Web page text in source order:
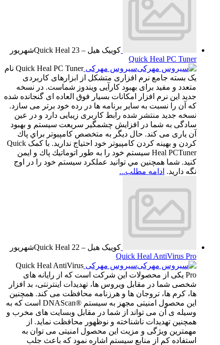
کوییک هیل – Quick Heal 23
شهریور
Quick Heal PC Tuner
سیروس مهرکی
Quick Heal PC Tuner نام
یک بسته جامع نرم افزاری متشکل از ابزارهای کاربردی
متعدد و مفید برای بهبود کارآیی ویندوز شماست. در نسخه
جدید این نرم ‌افزار امکانات بسیار فوق ‌العاده‌ ای گنجانده شده
که آن را نسبت به سایر برنامه‌ ها در رده خود برتر می‌ سازد.
نسخه جدید منتشر شده رابط کاربری زیبایی دارد و در عین
سادگی به شما در افزایش چشمگیر سریعت سیستم و بهبود
آن یاری می کند. حال ديگر به متخصص كامپيوتر براي پاك
كردن و بهينه كردن كامپيوتر خود احتياج نداريد. با کمک Quick
Heal PCTuner سيستم خود را به طور اتوماتيك پاك و ايمن
كنيد. شما همچنين مي توانيد عملكرد سيستم خود را در اوج
نگه داريد. ادامه مطلب...
کوییک هیل – Quick Heal 22
شهریور
Quick Heal AntiVirus Pro
سیروس مهرکی Quick Heal AntiVirus
Pro یکی از محصولات این شرکت است که از رایانه های
شخصی شما در مقابل ویروس ها، تهدیدات اینترنتی، بد افزار
ها، کرم ها، تروجان ها و هرزنامه محافظت می کند. همچنین
این محصول امنیتی مجهز به سیستم ®DNAScan است که به
وسیله ی آن می تواند از شما در مقابل وبسایت های مخرب و
همچنین تهدیدات ناشناخته و نوظهور محافظت نماید. از
مهمترین ویژگی و مزیت این محصول امنیتی می توان به
استفاده کم از منابع سیستم اشاره نمود که باعث جلب